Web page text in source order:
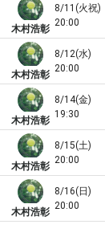
木村浩彰
8/11(火祝)
20:00
木村浩彰
8/12(水)
20:00
木村浩彰
8/14(金)
19:30
木村浩彰
8/15(土)
20:00
木村浩彰
8/16(日)
20:00